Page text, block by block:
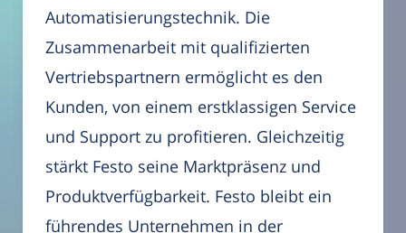
Automatisierungstechnik. Die
Zusammenarbeit mit qualifizierten
Vertriebspartnern ermöglicht es den
Kunden, von einem erstklassigen Service
und Support zu profitieren. Gleichzeitig
stärkt Festo seine Marktpräsenz und
Produktverfügbarkeit. Festo bleibt ein
führendes Unternehmen in der